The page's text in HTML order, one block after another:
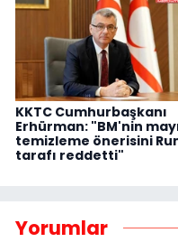
KKTC Cumhurbaşkanı
Erhürman: "BM'nin
temizleme önerisini
tarafı reddetti"
Yorumlar